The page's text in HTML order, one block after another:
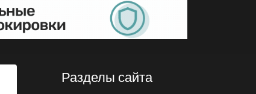
Разделы сайта